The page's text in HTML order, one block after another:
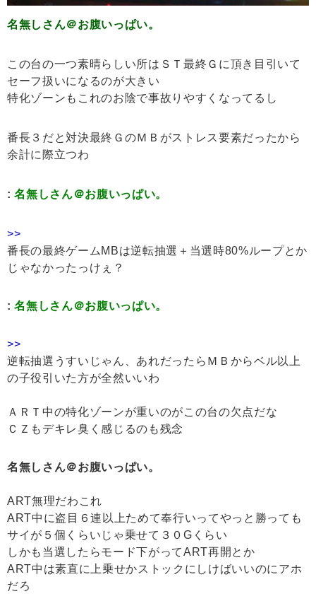
名無しさん＠お腹いっぱい。
この台の一つ素晴らしい所はＳＴ最終Ｇに頂き目引いて
セーフ扱いになるのが大きい
特化ゾーンもこれのお陰で事故りやすくなってるし
番長３だと対決最終ＧのＭＢがストレス要素だったから
余計に際立つわ
:名無しさん＠お腹いっぱい。
>>
番長の最終ゲームMBは逆転抽選＋当選時80%ループとか
じゃなかったっけぇ？
:名無しさん＠お腹いっぱい。
>>
逆転抽選うすいじゃん、あれだったらＭＢからベル以上
の子役引いた方が全然いいわ
ＡＲＴ中の特化ゾーンが重いのがこの台の欠点だな
ＣＺもデキレ臭く感じるのも残念
名無しさん＠お腹いっぱい。
ART無理だわこれ
ART中に盗目６連以上ためて奉行いってやっと勝っても
サイが５個くらいじゃ乗せて３０Gくらい
しかも当選したらモード下がってART再開とか
ART中は素直に上乗せかストックにしけばいいのにアホ
だろ